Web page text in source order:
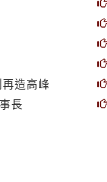
造高峰
長